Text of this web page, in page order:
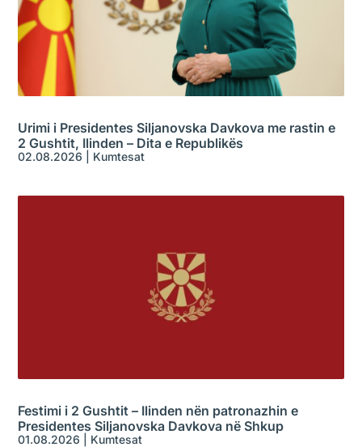
Urimi i Presidentes Siljanovska Davkova me rastin e
2 Gushtit, Ilinden – Dita e Republikës
02.08.2026 Kumtesat
Festimi i 2 Gushtit – Ilinden nën patronazhin e
Presidentes Siljanovska Davkova në Shkup
01.08.2026 Kumtesat